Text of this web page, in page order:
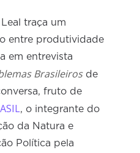
traça um
entre produtividade
em entrevista
Brasileirosde
fruto de
, o integrante do
da Natura e
Política pela